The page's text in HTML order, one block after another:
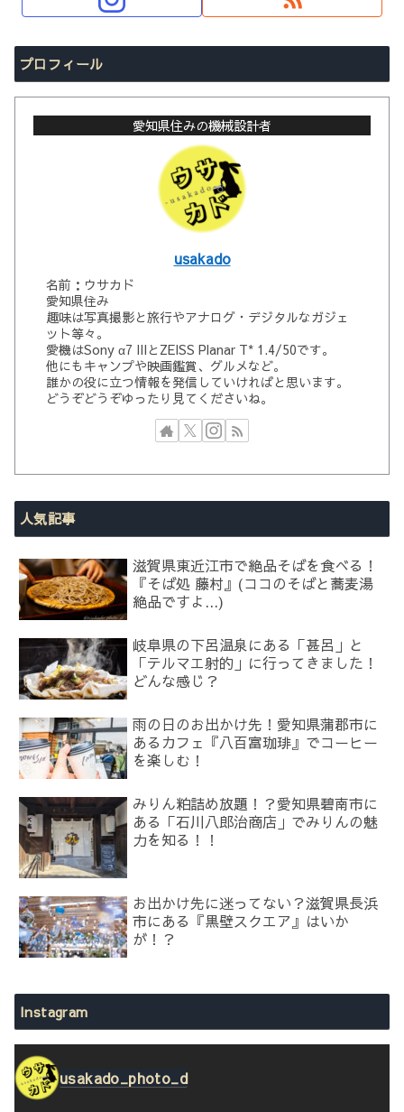
プロフィール
愛知県住みの機械設計者
usakado
名前：ウサカド
愛知県住み
趣味は写真撮影と旅行やアナログ・デジタルなガジェ
ット等々。
愛機はSony α7 IIIとZEISS Planar T* 1.4/50です。
他にもキャンプや映画鑑賞、グルメなど。
誰かの役に立つ情報を発信していければと思います。
どうぞどうぞゆったり見てくださいね。
人気記事
滋賀県東近江市で絶品そばを食べる！
『そば処 藤村』(ココのそばと蕎麦湯
絶品ですよ...)
岐阜県の下呂温泉にある「甚呂」と
「テルマエ射的」に行ってきました！
どんな感じ？
雨の日のお出かけ先！愛知県蒲郡市に
あるカフェ『八百富珈琲』でコーヒー
を楽しむ！
みりん粕詰め放題！？愛知県碧南市に
ある「石川八郎治商店」でみりんの魅
力を知る！！
お出かけ先に迷ってない？滋賀県長浜
市にある『黒壁スクエア』はいか
が！？
Instagram
usakado_photo_d